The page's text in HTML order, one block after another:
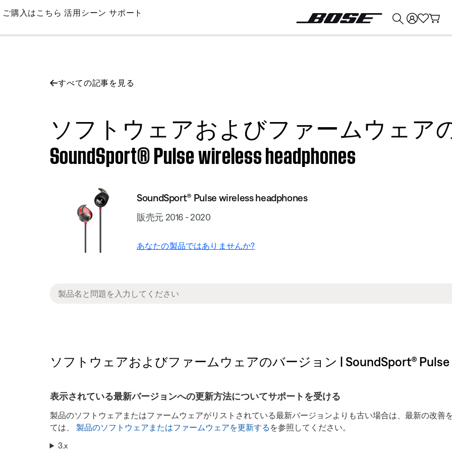
Skip
Main
ご購入はこちら 活用シーン サポート
すべての記事を見る
ソフトウェアおよびファームウェア
SoundSport® Pulse wireless headphones
SoundSport® Pulse wireless headphones
販売元 2016 - 2020
あなたの製品ではありませんか?
ソフトウェアおよびファームウェアのバージョン | SoundSport® Pulse
表示されている最新バージョンへの更新方法についてサポートを受ける
製品のソフトウェアまたはファームウェアがリストされている最新バージョンよりも古い場合は、最新の改善
ては、 製品のソフトウェアまたはファームウェアを更新する を参照してください。
3.x